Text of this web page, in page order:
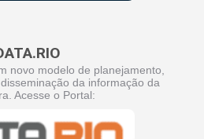
novo modelo de planejamento,
da informação da
Acesse o Portal: